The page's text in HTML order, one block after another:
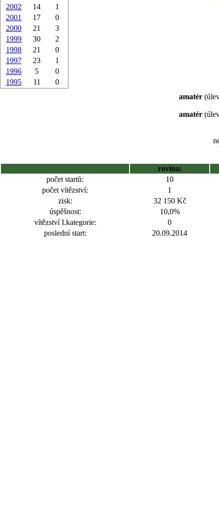
2002
14
1
2001
17
0
2000
21
3
1999
30
2
1998
21
0
1997
23
1
1996
5
0
1995
11 0
amatér
amatér
rovina:
počet startů:
10
počet vítězství:
1
zisk:
32 150 Kč
úspěšnost:
10,0%
vítězství I.kategorie:
0
poslední start:
20.09.2014